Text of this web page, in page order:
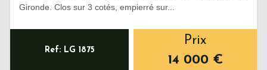
Gironde. Clos sur 3 cotés, empierré sur...
Ref: LG 1875
Prix
14 000 €